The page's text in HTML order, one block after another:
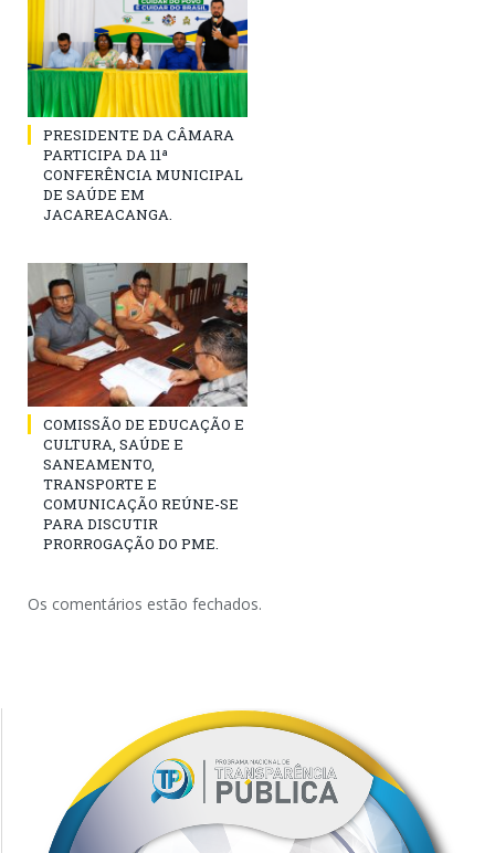
PRESIDENTE DA CÂMARA
PARTICIPA DA 11ª
CONFERÊNCIA MUNICIPAL
DE SAÚDE EM
JACAREACANGA.
COMISSÃO DE EDUCAÇÃO E
CULTURA, SAÚDE E
SANEAMENTO,
TRANSPORTE E
COMUNICAÇÃO REÚNE-SE
PARA DISCUTIR
PRORROGAÇÃO DO PME.
Os comentários estão fechados.